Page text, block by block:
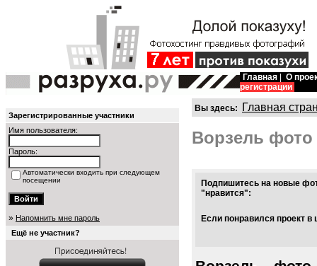
Главная
О
регистрации
Зарегистрированные участники
Имя пользователя:
Пароль:
Автоматически входить при следующем
посещении
» Напомнить мне пароль
Ещё не участник?
Вы здесь: Главная
Ворзель фото
Подпишитесь на новые
"нравится":
Если понравился проект